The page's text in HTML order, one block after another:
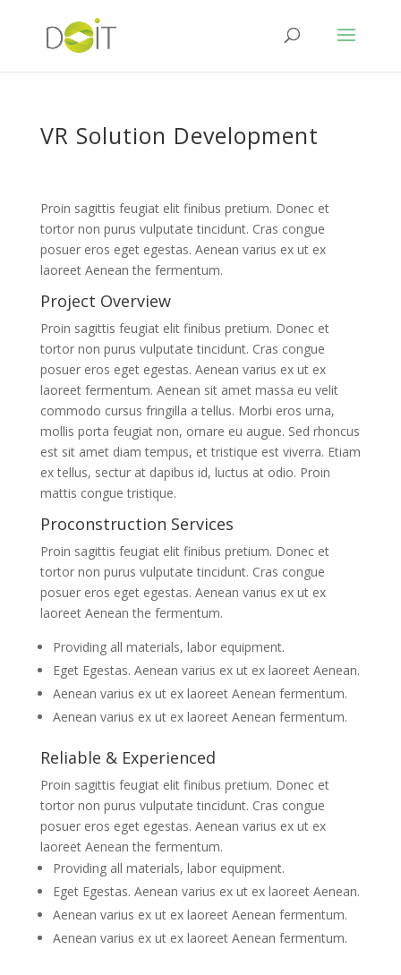
VR Solution Development
Proin sagittis feugiat elit finibus pretium. Donec et
tortor non purus vulputate tincidunt. Cras congue
posuer eros eget egestas. Aenean varius ex ut ex
laoreet Aenean the fermentum.
Project Overview
Proin sagittis feugiat elit finibus pretium. Donec et
tortor non purus vulputate tincidunt. Cras congue
posuer eros eget egestas. Aenean varius ex ut ex
laoreet fermentum. Aenean sit amet massa eu velit
commodo cursus fringilla a tellus. Morbi eros urna,
mollis porta feugiat non, ornare eu augue. Sed rhoncus
est sit amet diam tempus, et tristique est viverra. Etiam
ex tellus, sectur at dapibus id, luctus at odio. Proin
mattis congue tristique.
Proconstruction Services
Proin sagittis feugiat elit finibus pretium. Donec et
tortor non purus vulputate tincidunt. Cras congue
posuer eros eget egestas. Aenean varius ex ut ex
laoreet Aenean the fermentum.
Providing all materials, labor equipment.
Eget Egestas. Aenean varius ex ut ex laoreet Aenean.
Aenean varius ex ut ex laoreet Aenean fermentum.
Aenean varius ex ut ex laoreet Aenean fermentum.
Reliable & Experienced
Proin sagittis feugiat elit finibus pretium. Donec et
tortor non purus vulputate tincidunt. Cras congue
posuer eros eget egestas. Aenean varius ex ut ex
laoreet Aenean the fermentum.
Providing all materials, labor equipment.
Eget Egestas. Aenean varius ex ut ex laoreet Aenean.
Aenean varius ex ut ex laoreet Aenean fermentum.
Aenean varius ex ut ex laoreet Aenean fermentum.